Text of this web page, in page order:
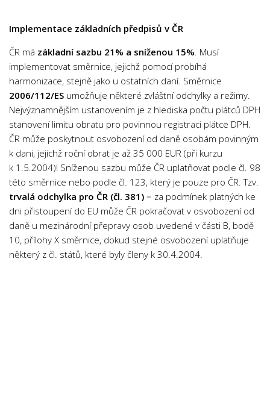
Implementace základních předpisů v ČR
ČR má základní sazbu 21% a sníženou 15%. Musí
implementovat směrnice, jejichž pomocí probíhá
harmonizace, stejně jako u ostatních daní. Směrnice
2006/112/ES umožňuje některé zvláštní odchylky a režimy.
Nejvýznamnějším ustanovením je z hlediska počtu plátců DPH
stanovení limitu obratu pro povinnou registraci plátce DPH.
ČR může poskytnout osvobození od daně osobám povinným
k dani, jejichž roční obrat je až 35 000 EUR (při kurzu
k 1.5.2004)! Sníženou sazbu může ČR uplatňovat podle čl. 98
této směrnice nebo podle čl. 123, který je pouze pro ČR. Tzv.
trvalá odchylka pro ČR (čl. 381) = za podmínek platných ke
dni přistoupení do EU může ČR pokračovat v osvobození od
daně u mezinárodní přepravy osob uvedené v části B, bodě
10, přílohy X směrnice, dokud stejné osvobození uplatňuje
některý z čl. států, které byly členy k 30.4.2004.